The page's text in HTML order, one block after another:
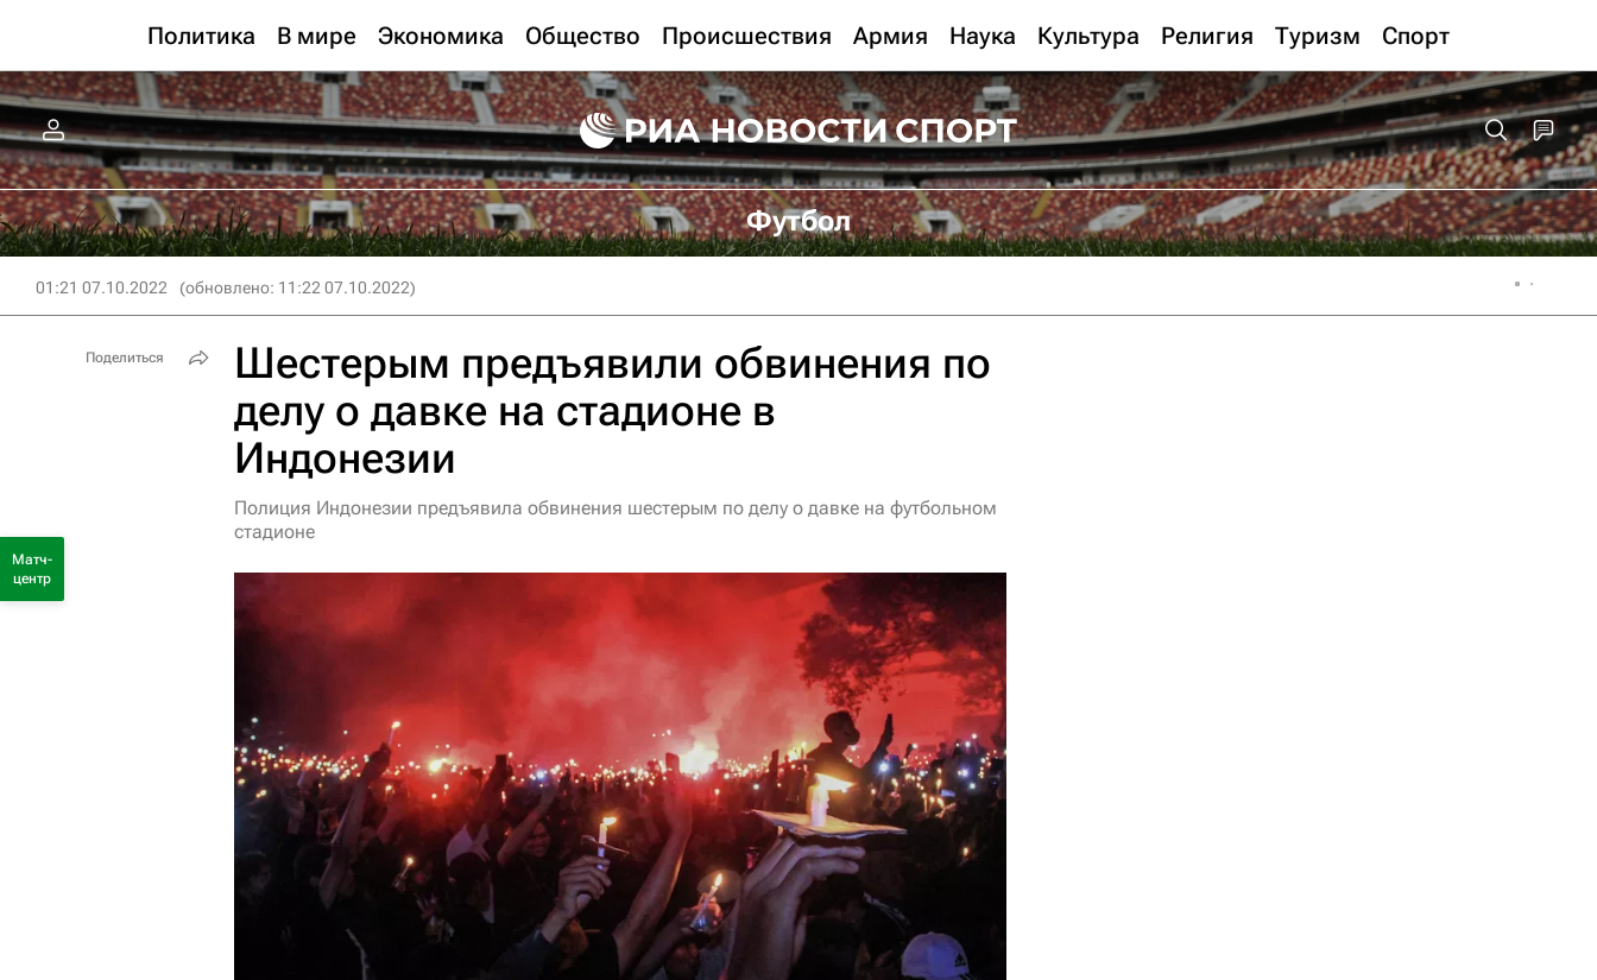
Политика В мире Экономика Общество Происшествия Армия Наука Культура Религия Туризм Спорт
Футбол
01:21 07.10.2022 (обновлено: 11:22 07.10.2022)
Шестерым предъявили обвинения по
делу о давке на стадионе в
Индонезии
Полиция Индонезии предъявила обвинения шестерым по делу о давке на футбольном
стадионе
Поделиться
Матч-
центр